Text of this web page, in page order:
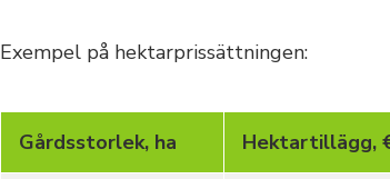
Exempel på hektarprissättningen:
Gårdsstorlek, ha Hektartillägg,